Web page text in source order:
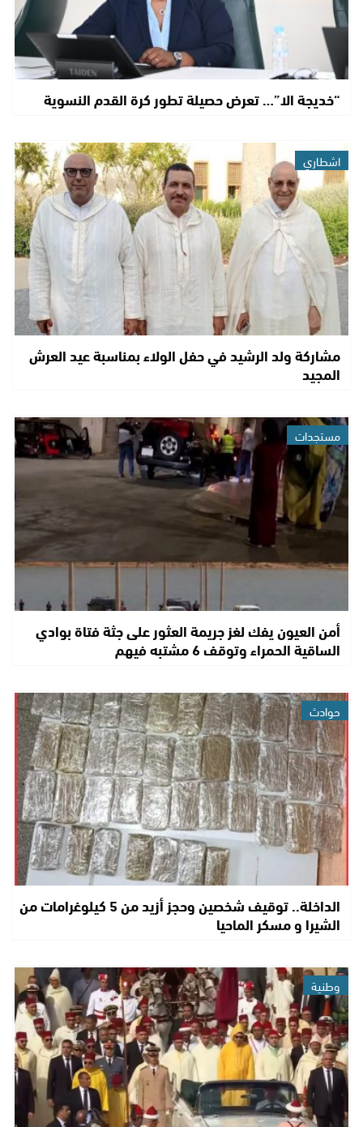
“خديجة الا”… تعرض حصيلة تطور كرة القدم النسوية
اشطاري
مشاركة ولد الرشيد في حفل الولاء بمناسبة عيد العرش
المجيد
مستجدات
أمن العيون يفك لغز جريمة العثور على جثة فتاة بوادي
الساقية الحمراء وتوقف 6 مشتبه فيهم
حوادث
الداخلة.. توقيف شخصين وحجز أزيد من 5 كيلوغرامات من
الشيرا و مسكر الماحيا
وطنية